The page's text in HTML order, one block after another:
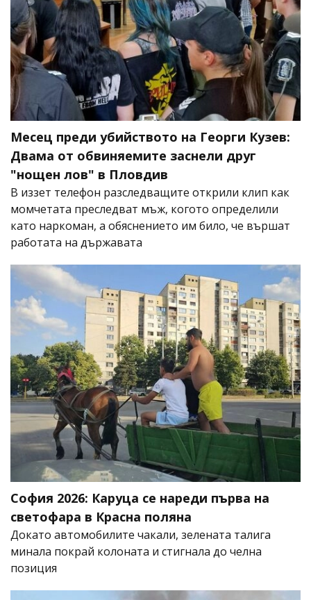
Месец преди убийството на Георги Кузев:
Двама от обвиняемите заснели друг
"нощен лов" в Пловдив
В иззет телефон разследващите открили клип как
момчетата преследват мъж, когото определили
като наркоман, а обяснението им било, че вършат
работата на държавата
София 2026: Каруца се нареди първа на
светофара в Красна поляна
Докато автомобилите чакали, зелената талига
минала покрай колоната и стигнала до челна
позиция